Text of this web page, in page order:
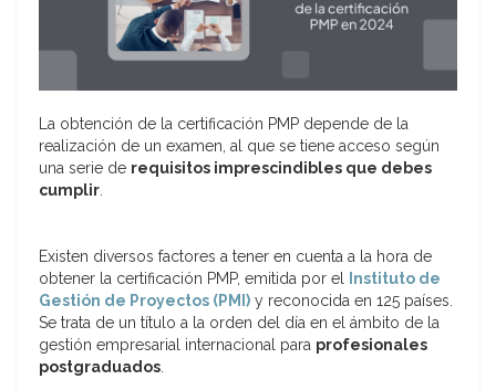
La obtención de la certificación PMP depende de la
realización de un examen, al que se tiene acceso según
una serie de requisitos imprescindibles que debes
cumplir.
Existen diversos factores a tener en cuenta a la hora de
obtener la certificación PMP, emitida por el Instituto de
Gestión de Proyectos (PMI) y reconocida en 125 países.
Se trata de un título a la orden del día en el ámbito de la
gestión empresarial internacional para profesionales
postgraduados.